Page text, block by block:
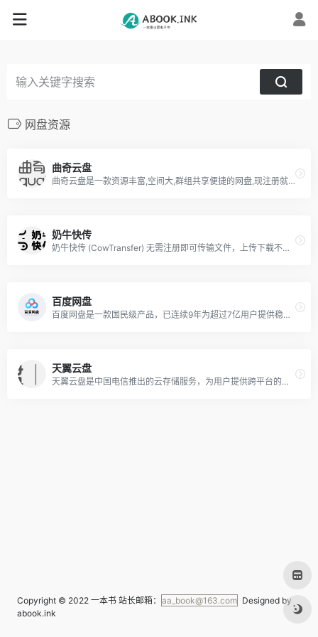
网盘资源
曲奇云盘
曲奇云盘是一款资源丰富,空间大,群组共享便捷的网盘,现注册就送2T超大空间.网盘内容广场,汇聚各类优质资源,无论短视频,电影,广播剧,漫画总能发现你喜欢的,还能一键加群,找到组织更简单,等你来发现更多精彩.
奶牛快传
奶牛快传 (CowTransfer) 无需注册即可传输文件，上传下载不限速。传视频、传音频、传图片、跨国传、传大文件。10GB 免费云盘、会员 3TB 超大云盘。最受创意人、广告人及创作者喜爱的效率工具之一，快来体验吧！
百度网盘
百度网盘是一款国民级产品，已连续9年为超过7亿用户提供稳定、安全的个人云存储服务，已实现电脑、手机、电视等多种终端场景的覆盖和互联，并支持多类型文件的备份、分享、查看和处理
天翼云盘
天翼云盘是中国电信推出的云存储服务，为用户提供跨平台的文件存储、备份、同步及分享服务，是国内领先的免费网盘，安全、可靠、稳定、快速。天翼云盘为用户守护数据资产。
Copyright © 2022 一本书 站长邮箱： aa_book@163.com Designed by
abook.ink